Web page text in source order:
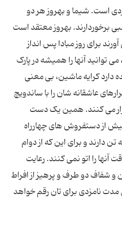
است. شیما و بهروز هر دو
برخوردارند. بهروز معتقد است
برای روز مبادا پس انداز
توانید آنها را همیشه در پارک
دارد کرایه ماشین، بی معنی
عاشقانه شان را با ساندویچ
می کنند. همین یک دست
از دستفروش های چهارراه
دارند و برای این که از دوام
را اتو نمی کنند. رعایت
شفاف دو طرف و پرهیز از افراط
نامزدی برای تان رقم خواهد